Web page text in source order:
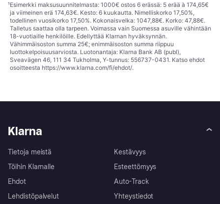
¹Esimerkki maksusuunnitelmasta: 1000€ ostos 6 erässä: 5 erää à 174,65€
ja viimeinen erä 174,63€. Kesto: 6 kuukautta. Nimelliskorko 17,50%,
todellinen vuosikorko 17,50%. Kokonaisvelka: 1047,88€. Korko: 47,88€.
Talletus saattaa olla tarpeen. Voimassa vain Suomessa asuville vähintään
18-vuotiaille henkilöille. Edellyttää Klarnan hyväksynnän.
Vähimmäisoston summa 25€; enimmäisoston summa riippuu
luottokelpoisuusarviosta. Luotonantaja: Klarna Bank AB (publ),
Sveavägen 46, 111 34 Tukholma, Y-tunnus: 556737-0431. Katso ehdot
osoitteesta https://www.klarna.com/fi/ehdot/.
Klarna
Tietoja meistä
Töihin Klarnalle
Ehdot
Lehdistöpalvelut
Kestävyys
Esteettömyys
Auto-Track
Yhteystiedot